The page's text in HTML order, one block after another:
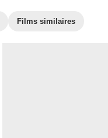
Films similaires